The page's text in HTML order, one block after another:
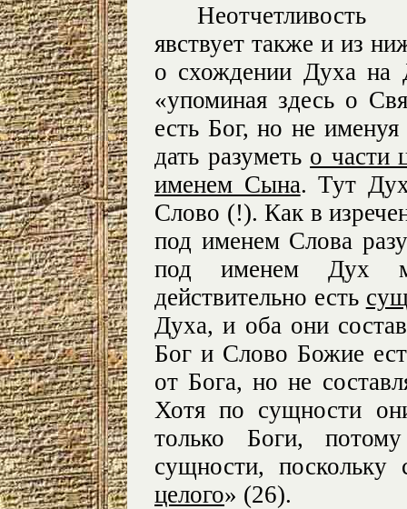
Неотчетливость
явствует также и из
о схождении Духа на
«упоминая здесь о
есть Бог, но не
дать разуметь о части
именем Сына. Тут
Слово (!). Как в
под именем Слова
под именем Дух
действительно есть
Духа, и оба они
Бог и Слово Божие
от Бога, но не
Хотя по сущности
только Боги,
сущности,
целого» (26).